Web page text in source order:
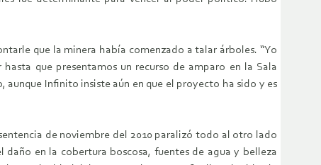
que la minera había comenzado a talar árboles. “Yo
que presentamos un recurso de amparo en la Sala
Infinito insiste aún en que el proyecto ha sido y es
de noviembre del 2010 paralizó todo al otro lado
en la cobertura boscosa, fuentes de agua y belleza